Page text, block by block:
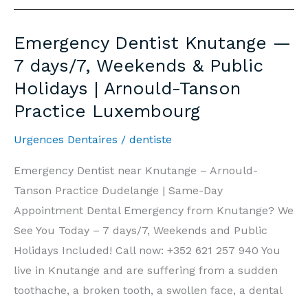
Knutange
7j/7,
Week-
end
et
Fériés
|
Cabinet
Arnould-
Tanson
Luxembourg
Emergency Dentist Knutange —
7 days/7, Weekends & Public
Holidays | Arnould-Tanson
Practice Luxembourg
Urgences Dentaires / dentiste
Emergency Dentist near Knutange – Arnould-
Tanson Practice Dudelange | Same-Day
Appointment Dental Emergency from Knutange? We
See You Today – 7 days/7, Weekends and Public
Holidays Included! Call now: +352 621 257 940 You
live in Knutange and are suffering from a sudden
toothache, a broken tooth, a swollen face, a dental